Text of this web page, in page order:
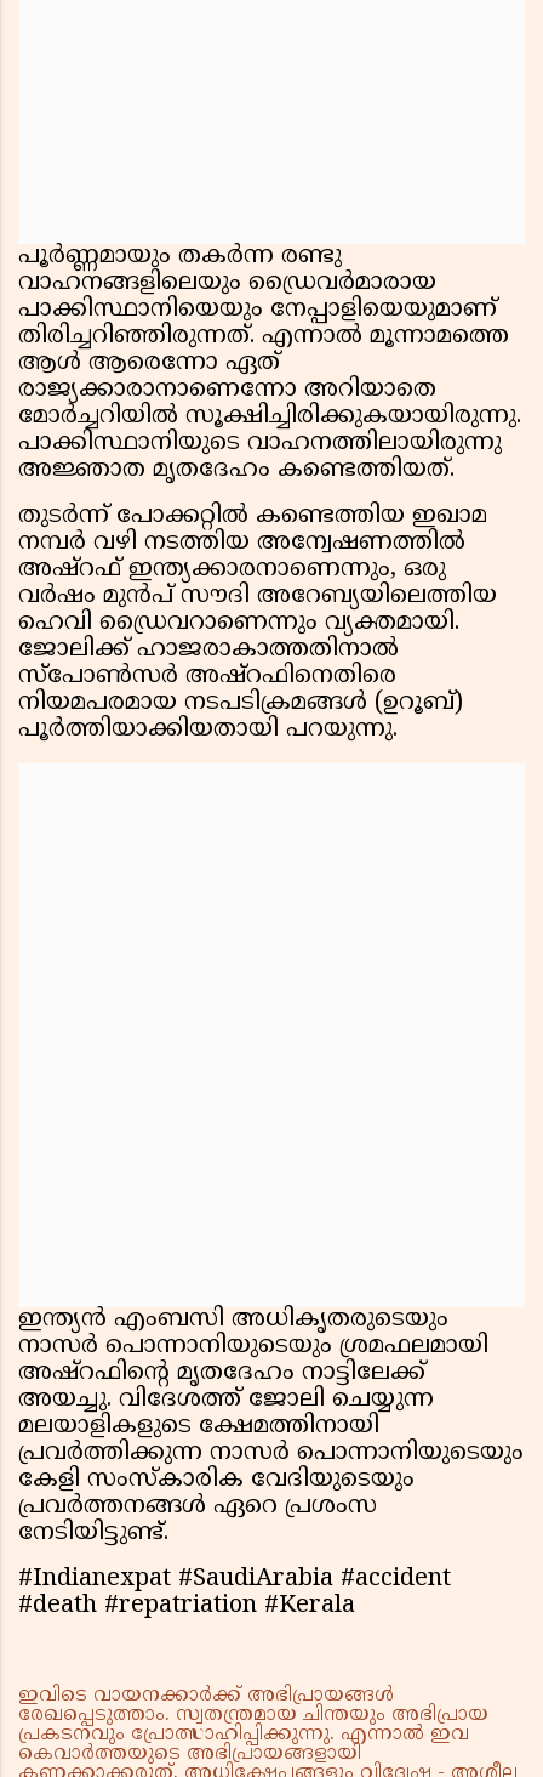
പൂര്‍ണ്ണമായും തകര്‍ന്ന രണ്ടു
വാഹനങ്ങളിലെയും ഡ്രൈവര്‍മാരായ
പാക്കിസ്ഥാനിയെയും നേപ്പാളിയെയുമാണ്
തിരിച്ചറിഞ്ഞിരുന്നത്. എന്നാല്‍ മൂന്നാമത്തെ
ആള്‍ ആരെന്നോ ഏത്
രാജ്യക്കാരാനാണെന്നോ അറിയാതെ
മോര്‍ച്ചറിയില്‍ സൂക്ഷിച്ചിരിക്കുകയായിരുന്നു.
പാക്കിസ്ഥാനിയുടെ വാഹനത്തിലായിരുന്നു
അജ്ഞാത മൃതദേഹം കണ്ടെത്തിയത്.
തുടര്‍ന്ന് പോക്കറ്റില്‍ കണ്ടെത്തിയ ഇഖാമ
നമ്പര്‍ വഴി നടത്തിയ അന്വേഷണത്തില്‍
അഷ്‌റഫ് ഇന്ത്യക്കാരനാണെന്നും, ഒരു
വര്‍ഷം മുന്‍പ് സൗദി അറേബ്യയിലെത്തിയ
ഹെവി ഡ്രൈവറാണെന്നും വ്യക്തമായി.
ജോലിക്ക് ഹാജരാകാത്തതിനാല്‍
സ്‌പോണ്‍സര്‍ അഷ്‌റഫിനെതിരെ
നിയമപരമായ നടപടിക്രമങ്ങള്‍ (ഉറൂബ്)
പൂര്‍ത്തിയാക്കിയതായി പറയുന്നു.
ഇന്ത്യന്‍ എംബസി അധികൃതരുടെയും
നാസര്‍ പൊന്നാനിയുടെയും ശ്രമഫലമായി
അഷ്‌റഫിന്റെ മൃതദേഹം നാട്ടിലേക്ക്
അയച്ചു. വിദേശത്ത് ജോലി ചെയ്യുന്ന
മലയാളികളുടെ ക്ഷേമത്തിനായി
പ്രവര്‍ത്തിക്കുന്ന നാസര്‍ പൊന്നാനിയുടെയും
കേളി സംസ്‌കാരിക വേദിയുടെയും
പ്രവര്‍ത്തനങ്ങള്‍ ഏറെ പ്രശംസ
നേടിയിട്ടുണ്ട്.
#Indianexpat #SaudiArabia #accident
#death #repatriation #Kerala
ഇവിടെ വായനക്കാർക്ക് അഭിപ്രായങ്ങൾ
രേഖപ്പെടുത്താം. സ്വതന്ത്രമായ ചിന്തയും അഭിപ്രായ
പ്രകടനവും പ്രോത്സാഹിപ്പിക്കുന്നു. എന്നാൽ ഇവ
കെവാർത്തയുടെ അഭിപ്രായങ്ങളായി